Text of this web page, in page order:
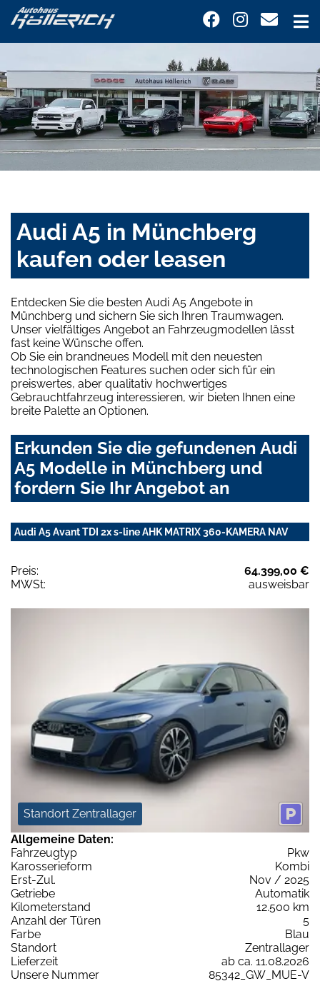
Audi A5 in Münchberg
kaufen oder leasen
Entdecken Sie die besten Audi A5 Angebote in
Münchberg und sichern Sie sich Ihren Traumwagen.
Unser vielfältiges Angebot an Fahrzeugmodellen lässt
fast keine Wünsche offen.
Ob Sie ein brandneues Modell mit den neuesten
technologischen Features suchen oder sich für ein
preiswertes, aber qualitativ hochwertiges
Gebrauchtfahrzeug interessieren, wir bieten Ihnen eine
breite Palette an Optionen.
Erkunden Sie die gefundenen Audi
A5 Modelle in Münchberg und
fordern Sie Ihr Angebot an
Audi A5 Avant TDI 2x s-line AHK MATRIX 360-KAMERA NAV
Preis:
64.399,00 €
MWSt:
ausweisbar
Standort Zentrallager
Allgemeine Daten:
Fahrzeugtyp
Pkw
Karosserieform
Kombi
Erst-Zul.
Nov / 2025
Getriebe
Automatik
Kilometerstand
12.500 km
Anzahl der Türen
5
Farbe
Blau
Standort
Zentrallager
Lieferzeit
ab ca. 11.08.2026
Unsere Nummer
85342_GW_MUE-V